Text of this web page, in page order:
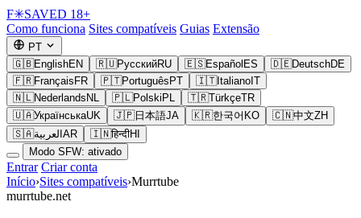
F✳SAVED 18+
Como funciona Sites compatíveis Guias Extensão
PT
🇬🇧EnglishEN 🇷🇺РусскийRU 🇪🇸Español ES 🇩🇪DeutschDE
🇫🇷Français FR 🇵🇹Português PT 🇮🇹Italiano IT
🇳🇱Nederlands NL 🇵🇱Polski PL 🇹🇷TürkçeTR
🇺🇦УкраїнськаUK 🇯🇵日本語JA 🇰🇷한국어 KO 🇨🇳中文ZH
🇸🇦العربية AR 🇮🇳हिन्दीHI
Modo SFW: ativado
Entrar Criar conta
Início›Sites compatíveis›Murrtube
murrtube.net